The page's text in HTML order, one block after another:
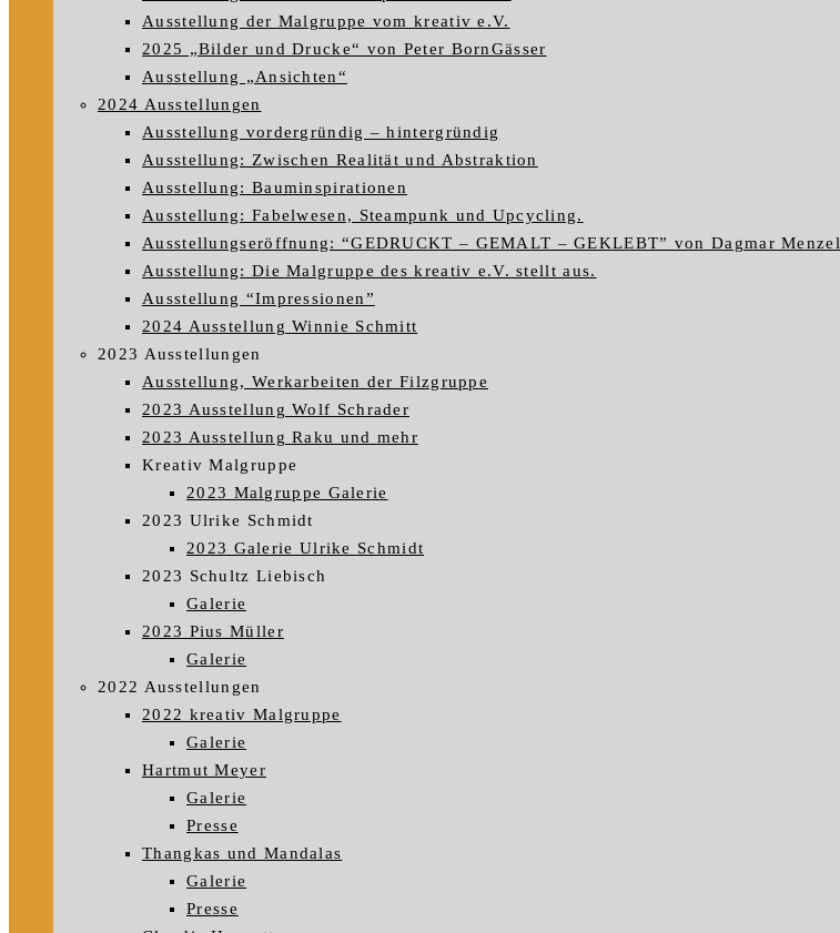
Ausstellung der Malgruppe vom kreativ e.V.
2025 „Bilder und Drucke“ von Peter BornGässer
Ausstellung „Ansichten“
2024 Ausstellungen
Ausstellung vordergründig – hintergründig
Ausstellung: Zwischen Realität und Abstraktion
Ausstellung: Bauminspirationen
Ausstellung: Fabelwesen, Steampunk und Upcycling.
Ausstellungseröffnung: “GEDRUCKT – GEMALT – GEKLEBT” von Dagmar Menzel
Ausstellung: Die Malgruppe des kreativ e.V. stellt aus.
Ausstellung “Impressionen”
2024 Ausstellung Winnie Schmitt
2023 Ausstellungen
Ausstellung, Werkarbeiten der Filzgruppe
2023 Ausstellung Wolf Schrader
2023 Ausstellung Raku und mehr
Kreativ Malgruppe
2023 Malgruppe Galerie
2023 Ulrike Schmidt
2023 Galerie Ulrike Schmidt
2023 Schultz Liebisch
Galerie
2023 Pius Müller
Galerie
2022 Ausstellungen
2022 kreativ Malgruppe
Galerie
Hartmut Meyer
Galerie
Presse
Thangkas und Mandalas
Galerie
Presse